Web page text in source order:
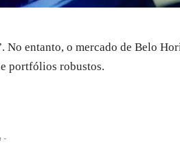
entanto, o mercado de Belo
portfólios robustos.
-